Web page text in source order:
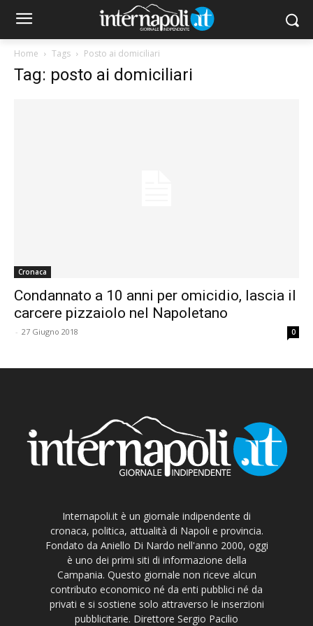
Home Tags Posto ai domiciliari
Tag: posto ai domiciliari
Cronaca
Condannato a 10 anni per omicidio, lascia il
carcere pizzaiolo nel Napoletano
- 27 Giugno 2018 0
Internapoli.it è un giornale indipendente di
cronaca, politica, attualità di Napoli e provincia.
Fondato da Aniello Di Nardo nell'anno 2000, oggi
è uno dei primi siti di informazione della
Campania. Questo giornale non riceve alcun
contributo economico né da enti pubblici né da
privati e si sostiene solo attraverso le inserzioni
pubblicitarie. Direttore Sergio Pacilio